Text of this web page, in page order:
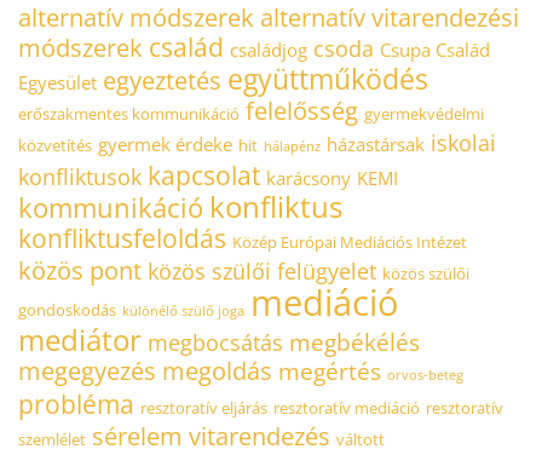
alternatív módszerek alternatív vitarendezési
módszerek család családjog csoda Csupa Család
Egyesület egyeztetés együttműködés
erőszakmentes kommunikáció felelősség gyermekvédelmi
közvetítés gyermek érdeke hit hálapénz házastársak iskolai
konfliktusok kapcsolat karácsony KEMI
kommunikáció konfliktus
konfliktusfeloldás Közép Európai Mediációs Intézet
közös pont közös szülői felügyelet közös szülői
gondoskodás különélő szülő joga mediáció
mediátor megbocsátás megbékélés
megegyezés megoldás megértés orvos-beteg
probléma resztoratív eljárás resztoratív mediáció resztoratív
szemlélet sérelem vitarendezés váltott